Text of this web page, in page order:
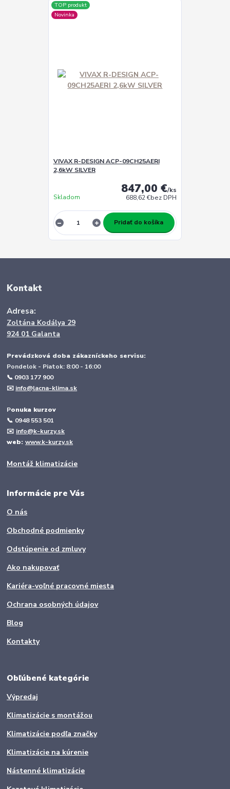
TOP produkt
Novinka
VIVAX R-DESIGN ACP-09CH25AERI
2,6kW SILVER
847,00 €/ks
688,62 €bez DPH
Skladom
Pridať do košíka
Kontakt
Adresa:
Zoltána Kodálya 29
924 01 Galanta
Prevádzková doba zákazníckeho servisu:
Pondelok - Piatok: 8:00 - 16:00
📞 0903 177 900
✉️ info@lacna-klima.sk
Ponuka kurzov
📞 0948 553 501
✉️ info@k-kurzy.sk
web:www.k-kurzy.sk
Montáž klimatizácie
Informácie pre Vás
O nás
Obchodné podmienky
Odstúpenie od zmluvy
Ako nakupovať
Kariéra-voľné pracovné miesta
Ochrana osobných údajov
Blog
Kontakty
Obľúbené kategórie
Výpredaj
Klimatizácie s montážou
Klimatizácie podľa značky
Klimatizácie na kúrenie
Nástenné klimatizácie